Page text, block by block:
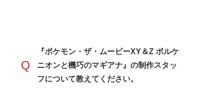
Q
『ポケモン・ザ・ムービーXY＆Z ボルケ
ニオンと機巧のマギアナ』の制作スタッ
フについて教えてください。